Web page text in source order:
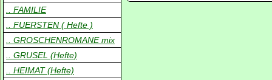
.. FAMILIE
.. FUERSTEN ( Hefte )
.. GROSCHENROMANE mix
.. GRUSEL (Hefte)
.. HEIMAT (Hefte)